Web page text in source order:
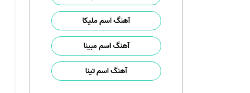
آهنگ اسم ملیکا
آهنگ اسم مبینا
آهنگ اسم تینا